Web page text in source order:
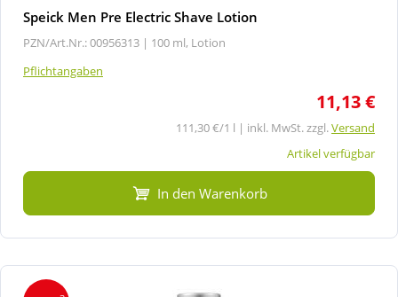
Speick Men Pre Electric Shave Lotion
PZN/Art.Nr.: 00956313 | 100 ml, Lotion
Pflichtangaben
11,13 €
111,30 €/1 l | inkl. MwSt. zzgl.Versand
Artikel verfügbar
In den Warenkorb